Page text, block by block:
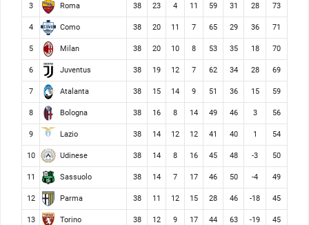
3 Roma 38 23 4 11 59 31 28 73
4 Como 38 20 11 7 65 29 36 71
5 Milan 38 20 10 8 53 35 18 70
6 Juventus 38 19 12 7 62 34 28 69
7 Atalanta 38 15 14 9 51 36 15 59
8 Bologna 38 16 8 14 49 46 3 56
9 Lazio 38 14 12 12 41 40 1 54
10 Udinese 38 14 8 16 45 48 -3 50
11 Sassuolo 38 14 7 17 46 50 -4 49
12 Parma 38 11 12 15 28 46 -18 45
13 Torino 38 12 9 17 44 63 -19 45